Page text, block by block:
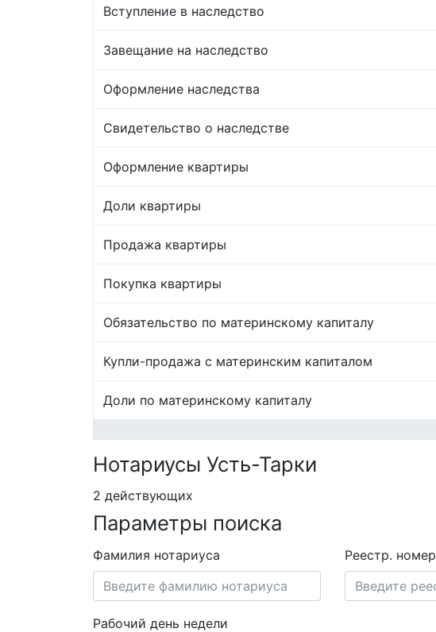
Вступление в наследство
Завещание на наследство
Оформление наследства
Свидетельство о наследстве
Оформление квартиры
Доли квартиры
Продажа квартиры
Покупка квартиры
Обязательство по материнскому капиталу
Купли-продажа с материнским капиталом
Доли по материнскому капиталу
Нотариусы Усть-Тарки
2 действующих
Параметры поиска
Фамилия нотариуса Реестр. номер
Рабочий день недели